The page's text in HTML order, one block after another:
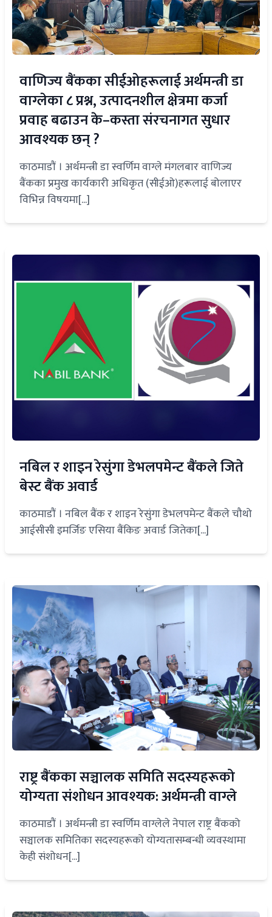
वाणिज्य बैंकका सीईओहरूलाई अर्थमन्त्री डा
वाग्लेका ८ प्रश्न, उत्पादनशील क्षेत्रमा कर्जा
प्रवाह बढाउन के–कस्ता संरचनागत सुधार
आवश्यक छन् ?
काठमाडौं । अर्थमन्त्री डा स्वर्णिम वाग्ले मंगलबार वाणिज्य
बैंकका प्रमुख कार्यकारी अधिकृत (सीईओ)हरूलाई बोलाएर
विभिन्न विषयमा[...]
नबिल र शाइन रेसुंगा डेभलपमेन्ट बैंकले जिते
बेस्ट बैंक अवार्ड
काठमाडौं । नबिल बैंक र शाइन रेसुंगा डेभलपमेन्ट बैंकले चौथो
आईसीसी इमर्जिङ एसिया बैंकिङ अवार्ड जितेका[...]
राष्ट्र बैंकका सञ्चालक समिति सदस्यहरूको
योग्यता संशोधन आवश्यक: अर्थमन्त्री वाग्ले
काठमाडौं । अर्थमन्त्री डा स्वर्णिम वाग्लेले नेपाल राष्ट्र बैंकको
सञ्चालक समितिका सदस्यहरूको योग्यतासम्बन्धी व्यवस्थामा
केही संशोधन[...]